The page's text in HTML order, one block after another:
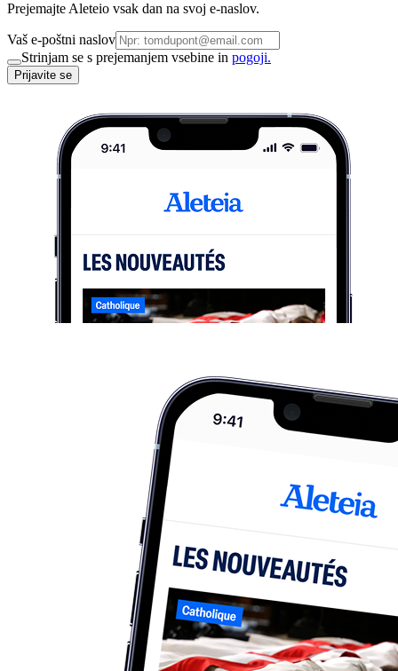
Prejemajte Aleteio vsak dan na svoj e-naslov.
Vaš e-poštni naslov
Strinjam se s prejemanjem vsebine in pogoji.
Prijavite se